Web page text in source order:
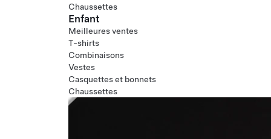
Chaussettes
Enfant
Meilleures ventes
T-shirts
Combinaisons
Vestes
Casquettes et bonnets
Chaussettes